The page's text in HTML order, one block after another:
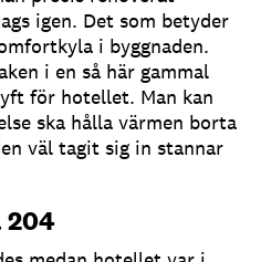
igen. Det som betyder
i byggnaden.
i en så här gammal
för hotellet. Man kan
ska hålla värmen borta
väl tagit sig in stannar
204